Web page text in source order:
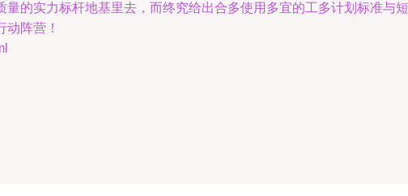
量的实力标杆地基里去，而终究给出合多使用多宜的工多计划标准
阵营！